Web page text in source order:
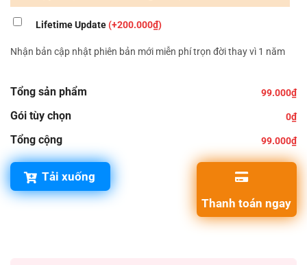
Lifetime Update(+200.000₫)
Nhận bản cập nhật phiên bản mới miễn phí trọn đời thay vì 1 năm
Tổng sản phẩm 99.000₫
Gói tùy chọn 0₫
Tổng cộng 99.000₫
Tải xuống
Thanh toán ngay